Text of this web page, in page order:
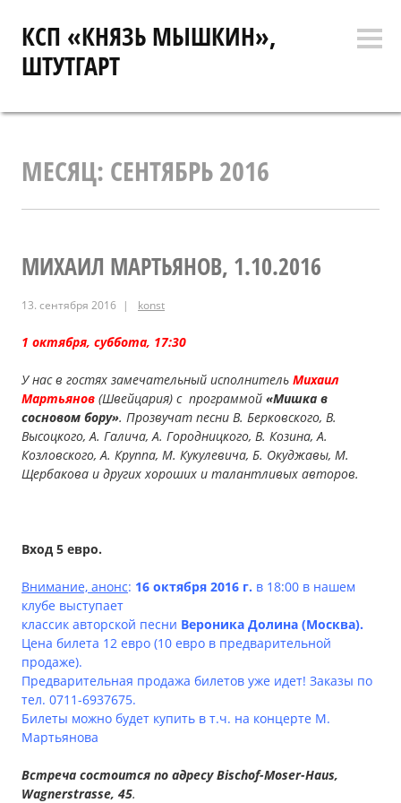
содержимому
КСП «КНЯЗЬ МЫШКИН»,
ШТУТГАРТ
МЕСЯЦ: СЕНТЯБРЬ 2016
МИХАИЛ МАРТЬЯНОВ, 1.10.2016
13. сентября 2016 konst
1 октября, суббота, 17:30
У нас в гостях замечательный исполнитель Михаил
Мартьянов (Швейцария) с программой «Мишка в
сосновом бору». Прозвучат песни В. Берковского, В.
Высоцкого, А. Галича, А. Городницкого, В. Козина, А.
Козловского, А. Круппа, М. Кукулевича, Б. Окуджавы, М.
Щербакова и других хороших и талантливых авторов.
Вход 5 евро.
Внимание, анонс: 16 октября 2016 г. в 18:00 в нашем
клубе выступает
классик авторской песни Вероника Долина (Москва).
Цена билета 12 евро (10 евро в предварительной
продаже).
Предварительная продажа билетов уже идет! Заказы по
тел. 0711-6937675.
Билеты можно будет купить в т.ч. на концерте М.
Мартьянова
Встреча состоится по адресу Bischof-Moser-Haus,
Wagnerstrasse, 45.